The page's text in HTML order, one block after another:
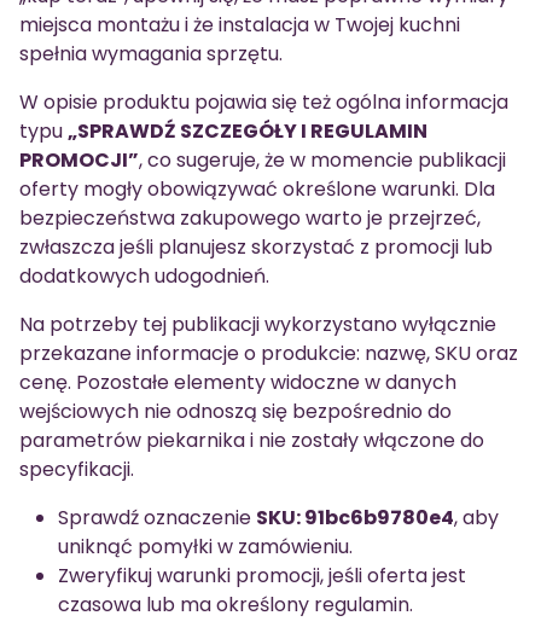
miejsca montażu i że instalacja w Twojej kuchni
spełnia wymagania sprzętu.
W opisie produktu pojawia się też ogólna informacja
typu„SPRAWDŹ SZCZEGÓŁY I REGULAMIN
PROMOCJI”, co sugeruje, że w momencie publikacji
oferty mogły obowiązywać określone warunki. Dla
bezpieczeństwa zakupowego warto je przejrzeć,
zwłaszcza jeśli planujesz skorzystać z promocji lub
dodatkowych udogodnień.
Na potrzeby tej publikacji wykorzystano wyłącznie
przekazane informacje o produkcie: nazwę, SKU oraz
cenę. Pozostałe elementy widoczne w danych
wejściowych nie odnoszą się bezpośrednio do
parametrów piekarnika i nie zostały włączone do
specyfikacji.
Sprawdź oznaczenie SKU: 91bc6b9780e4, aby
uniknąć pomyłki w zamówieniu.
Zweryfikuj warunki promocji, jeśli oferta jest
czasowa lub ma określony regulamin.